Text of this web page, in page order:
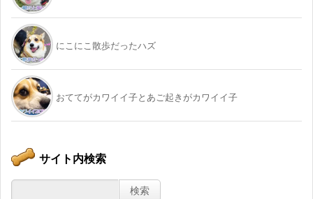
にこにこ散歩だったハズ
おててがカワイイ子とあご起きがカワイイ子
サイト内検索